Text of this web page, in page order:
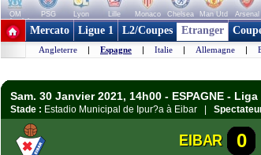
OM PSG Lyon Lille Monaco Chelsea Man Utd Arsenal
+ de clubs
Mercato Ligue 1 L2/Coupes Etranger
Angleterre | Espagne | Italie | Allemagne |
Sam. 30 Janvier 2021, 14h00 - ESPAGNE - Liga
Stade : Estadio Municipal de Ipur?a à Eibar |
EIBAR 0